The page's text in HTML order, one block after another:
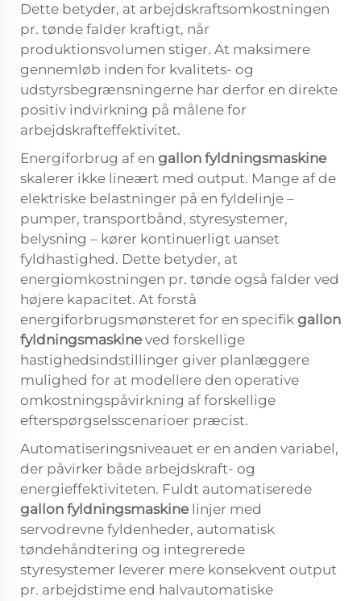
Dette betyder, at arbejdskraftsomkostningen
pr. tønde falder kraftigt, når
produktionsvolumen stiger. At maksimere
gennemløb inden for kvalitets- og
udstyrsbegrænsningerne har derfor en direkte
positiv indvirkning på målene for
arbejdskrafteffektivitet.
Energiforbrug af en gallon fyldningsmaskine
skalerer ikke lineært med output. Mange af de
elektriske belastninger på en fyldelinje –
pumper, transportbånd, styresystemer,
belysning – kører kontinuerligt uanset
fyldhastighed. Dette betyder, at
energiomkostningen pr. tønde også falder ved
højere kapacitet. At forstå
energiforbrugsmønsteret for en specifik gallon
fyldningsmaskine ved forskellige
hastighedsindstillinger giver planlæggere
mulighed for at modellere den operative
omkostningspåvirkning af forskellige
efterspørgselsscenarioer præcist.
Automatiseringsniveauet er en anden variabel,
der påvirker både arbejdskraft- og
energieffektiviteten. Fuldt automatiserede
gallon fyldningsmaskine linjer med
servodrevne fyldenheder, automatisk
tøndehåndtering og integrerede
styresystemer leverer mere konsekvent output
pr. arbejdstime end halvautomatiske